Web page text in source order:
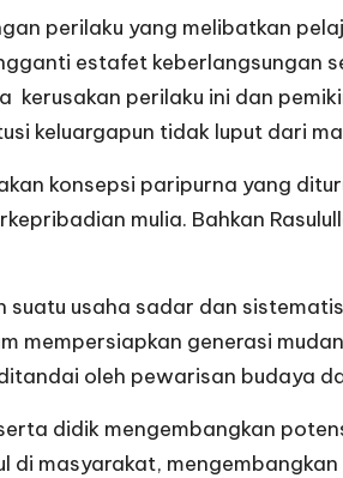
perilaku yang melibatkan
estafet keberlangsungan
kerusakan perilaku ini dan
keluargapun tidak luput dari
konsepsi paripurna yang
mulia. Bahkan
usaha sadar dan
mempersiapkan generasi
oleh pewarisan budaya
didik mengembangkan
di masyarakat,